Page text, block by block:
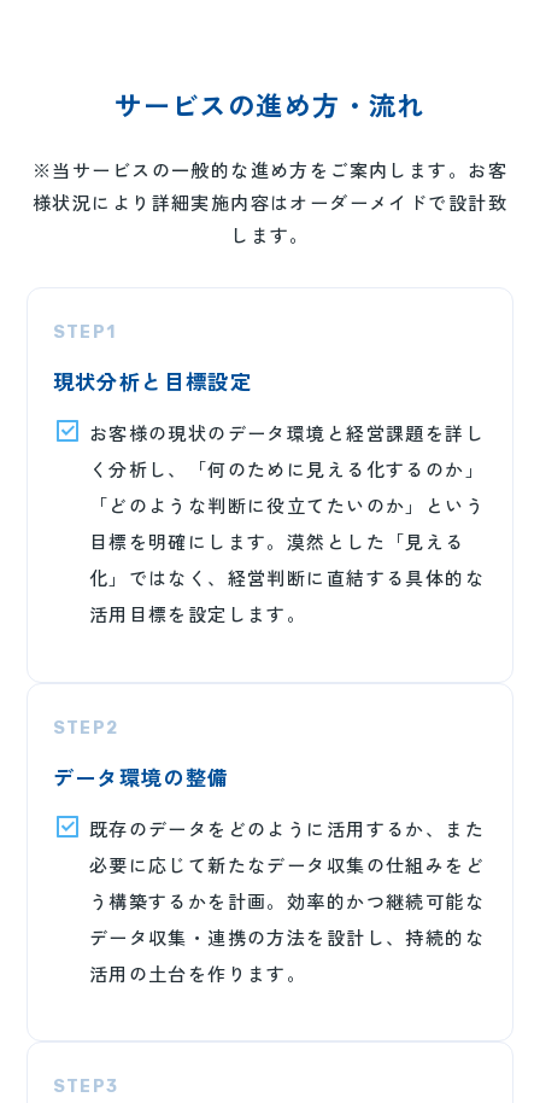
サービスの進め方・流れ
※当サービスの一般的な進め方をご案内します。お客
様状況により詳細実施内容はオーダーメイドで設計致
します。
STEP1
現状分析と目標設定
お客様の現状のデータ環境と経営課題を詳し
く分析し、「何のために見える化するのか」
「どのような判断に役立てたいのか」という
目標を明確にします。漠然とした「見える
化」ではなく、経営判断に直結する具体的な
活用目標を設定します。
STEP2
データ環境の整備
既存のデータをどのように活用するか、また
必要に応じて新たなデータ収集の仕組みをど
う構築するかを計画。効率的かつ継続可能な
データ収集・連携の方法を設計し、持続的な
活用の土台を作ります。
STEP3